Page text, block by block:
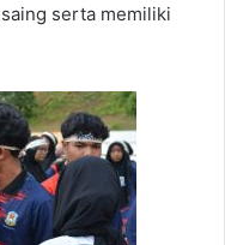
serta memiliki